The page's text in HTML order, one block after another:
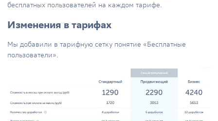
бесплатных пользователей на каждом тарифе.
Изменения в тарифах
Мы добавили в тарифную сетку понятие «Бесплатные
пользователи».